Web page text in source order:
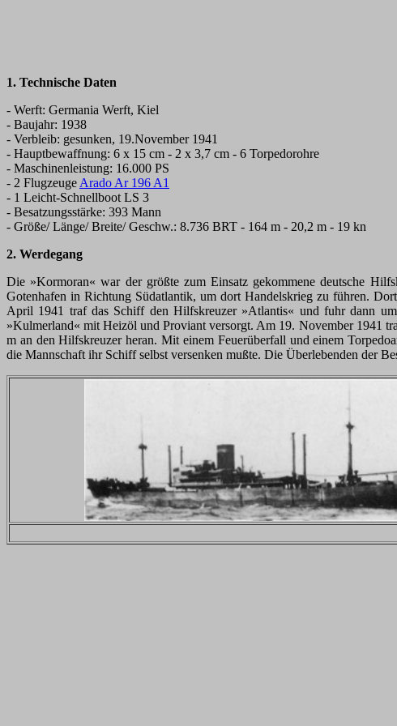
1. Technische Daten
- Werft: Germania Werft, Kiel
- Baujahr: 1938
- Verbleib: gesunken, 19.November 1941
- Hauptbewaffnung: 6 x 15 cm - 2 x 3,7 cm - 6 Torpedorohre
- Maschinenleistung: 16.000 PS
- 2 Flugzeuge Arado Ar 196 A1
- 1 Leicht-Schnellboot LS 3
- Besatzungsstärke: 393 Mann
- Größe/ Länge/ Breite/ Geschw.: 8.736 BRT - 164 m - 20,2 m - 19 kn
2. Werdegang
Die »Kormoran« war der größte zum Einsatz gekommene deutsche
Gotenhafen in Richtung Südatlantik, um dort Handelskrieg zu führen.
April 1941 traf das Schiff den Hilfskreuzer »Atlantis« und fuhr dann
»Kulmerland« mit Heizöl und Proviant versorgt. Am 19. November 1941
m an den Hilfskreuzer heran. Mit einem Feuerüberfall und einem
die Mannschaft ihr Schiff selbst versenken mußte. Die Überlebenden der